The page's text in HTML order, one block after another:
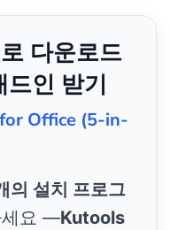
다운로드
인 받기
Office (5-in-
의 설치 프로그
세요 —Kutools